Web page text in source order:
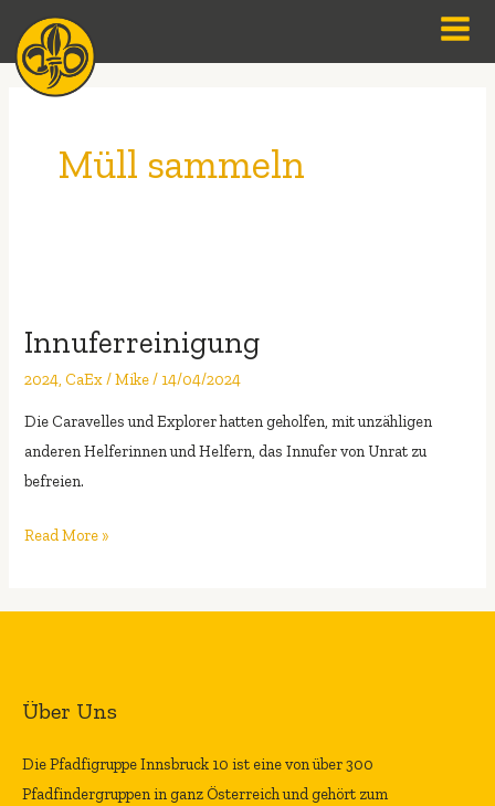
Inhalt
springen
Müll sammeln
Innuferreinigung
2024 CaEx/Mike/ 14/04/2024
Die Caravelles und Explorer hatten geholfen, mit unzähligen
anderen Helferinnen und Helfern, das Innufer von Unrat zu
befreien.
Read More »
Über Uns
Die Pfadfigruppe Innsbruck 10 ist eine von über 300
Pfadfindergruppen in ganz Österreich und gehört zum